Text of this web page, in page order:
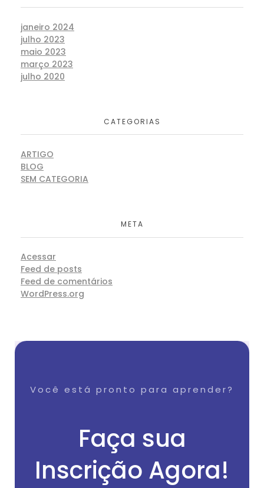
janeiro 2024
julho 2023
maio 2023
março 2023
julho 2020
CATEGORIAS
ARTIGO
BLOG
SEM CATEGORIA
META
Acessar
Feed de posts
Feed de comentários
WordPress.org
Você está pronto para aprender?
Faça sua
Inscrição Agora!